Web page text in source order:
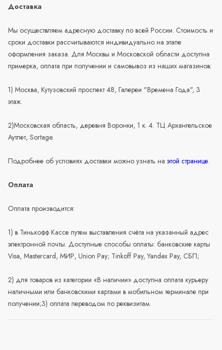
Доставка
Мы осуществляем адресную доставку по всей России. Стоимость и
сроки доставки рассчитываются индивидуально на этапе
оформления заказа. Для Москвы и Московской области доступна
примерка, оплата при получении и самовывоз из наших магазинов:
1) Москва, Кутузовский проспект 48, Галереи "Времена Года", 3
этаж.
2)Московская область, деревня Воронки, 1 к. 4. ТЦ Архангельское
Аутлет, Sortage.
Подробнее об условиях доставки можно узнать на этой странице.
Оплата
Оплата производится:
1) в Тинькофф Кассе путем выставления счёта на указанный адрес
электронной почты. Доступные способы оплаты: банковские карты
Visa, Mastercard, МИР, Union Pay; Tinkoff Pay, Yandex Pay, СБП;
2) для товаров из категории «В наличии» доступна оплата курьеру
наличными или банковскими картами в мобильном терминале при
получении;3) оплата переводом по реквизитам.